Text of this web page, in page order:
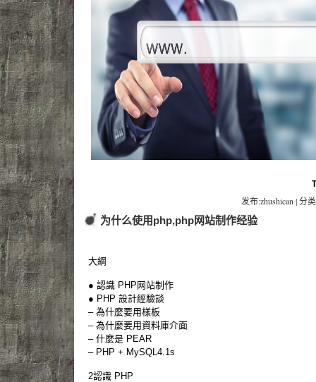
发布:zhushican | 分
为什么使用php,php网站制作经验
大綱
● 認識 PHP网站制作
● PHP 設計經驗談
– 為什麼要用樣板
– 為什麼要用資料庫介面
– 什麼是 PEAR
– PHP + MySQL4.1s
2認識 PHP